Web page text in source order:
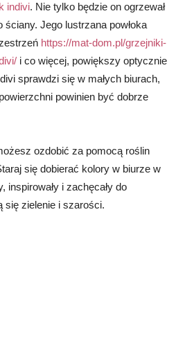
indivi. Nie tylko będzie on ogrzewał
ściany. Jego lustrzana powłoka
https://mat-dom.pl/grzejniki-
i co więcej, powiększy optycznie
sprawdzi się w małych biurach,
powinien być dobrze
ozdobić za pomocą roślin
się dobierać kolory w biurze w
inspirowały i zachęcały do
się zielenie i szarości.